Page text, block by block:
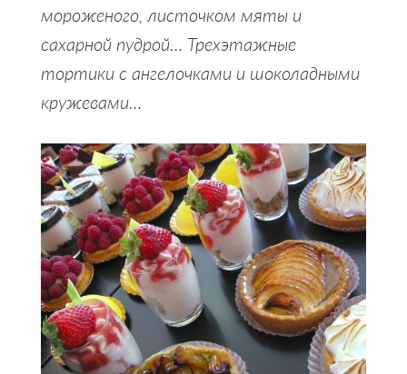
мороженого, листочком мяты и
сахарной пудрой… Трехэтажные
тортики с ангелочками и шоколадными
кружевами…